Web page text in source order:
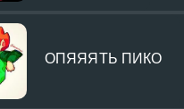
ОПЯЯЯТЬ ПИКО